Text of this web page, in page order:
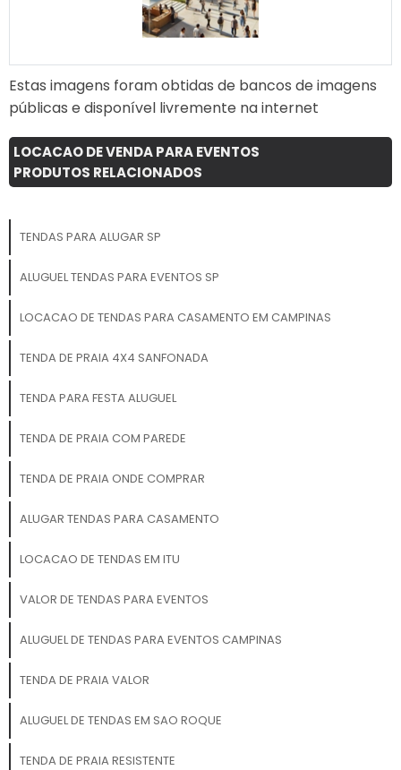
Estas imagens foram obtidas de bancos de imagens
públicas e disponível livremente na internet
LOCACAO DE VENDA PARA EVENTOS
PRODUTOS RELACIONADOS
TENDAS PARA ALUGAR SP
ALUGUEL TENDAS PARA EVENTOS SP
LOCACAO DE TENDAS PARA CASAMENTO EM CAMPINAS
TENDA DE PRAIA 4X4 SANFONADA
TENDA PARA FESTA ALUGUEL
TENDA DE PRAIA COM PAREDE
TENDA DE PRAIA ONDE COMPRAR
ALUGAR TENDAS PARA CASAMENTO
LOCACAO DE TENDAS EM ITU
VALOR DE TENDAS PARA EVENTOS
ALUGUEL DE TENDAS PARA EVENTOS CAMPINAS
TENDA DE PRAIA VALOR
ALUGUEL DE TENDAS EM SAO ROQUE
TENDA DE PRAIA RESISTENTE